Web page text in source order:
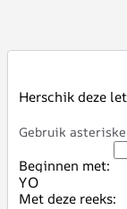
Herschik deze
Gebruik
Beginnen met:
Met deze reeks: